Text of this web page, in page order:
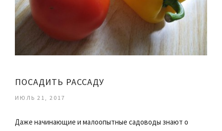
ПОСАДИТЬ РАССАДУ
ИЮЛЬ 21, 2017
Даже начинающие и малоопытные садоводы знают о